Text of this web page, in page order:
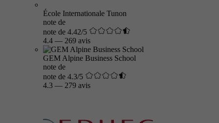
École Internationale Tunon
note de
note de 4.42/5
4.4 — 269 avis
GEM Alpine Business School
note de
note de 4.3/5
4.3 — 279 avis